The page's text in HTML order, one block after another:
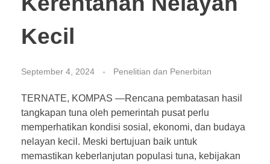
Kecil
September 4, 2024 Penelitian dan Penerbitan
TERNATE, KOMPAS —Rencana pembatasan hasil
tangkapan tuna oleh pemerintah pusat perlu
memperhatikan kondisi sosial, ekonomi, dan budaya
nelayan kecil. Meski bertujuan baik untuk
memastikan keberlanjutan populasi tuna, kebijakan